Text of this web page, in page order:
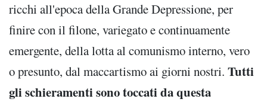
ricchi all'epoca della Grande Depressione, per
finire con il filone, variegato e continuamente
emergente, della lotta al comunismo interno, vero
o presunto, dal maccartismo ai giorni nostri. Tutti
gli schieramenti sono toccati da questa